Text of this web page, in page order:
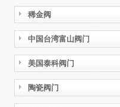
稀金阀
中国台湾富山阀门
美国泰科阀门
陶瓷阀门